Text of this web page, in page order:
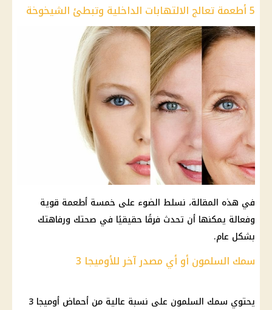
5 أطعمة تعالج الالتهابات الداخلية وتبطئ الشيخوخة
في هذه المقالة، نسلط الضوء على خمسة أطعمة قوية
وفعالة يمكنها أن تحدث فرقًا حقيقيًا في صحتك ورفاهتك
بشكل عام.
سمك السلمون أو أي مصدر آخر للأوميجا 3
يحتوي سمك السلمون على نسبة عالية من أحماض أوميجا 3